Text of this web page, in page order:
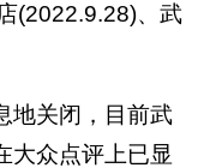
(2022.9.28)、武
地关闭，目前武
大众点评上已显